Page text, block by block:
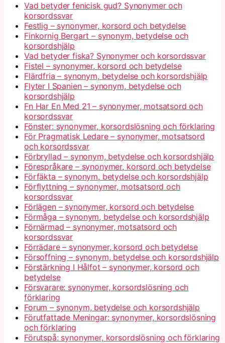
Vad betyder fenicisk gud? Synonymer och
korsordssvar
Festlig – synonymer, korsord och betydelse
Finkornig Bergart – synonym, betydelse och
korsordshjälp
Vad betyder fiska? Synonymer och korsordssvar
Fistel – synonymer, korsord och betydelse
Flärdfria – synonym, betydelse och korsordshjälp
Flyter I Spanien – synonym, betydelse och
korsordshjälp
Fn Har En Med 21 – synonymer, motsatsord och
korsordssvar
Fönster: synonymer, korsordslösning och förklaring
För Pragmatisk Ledare – synonymer, motsatsord
och korsordssvar
Förbryllad – synonym, betydelse och korsordshjälp
Förespråkare – synonymer, korsord och betydelse
Förfäkta – synonym, betydelse och korsordshjälp
Förflyttning – synonymer, motsatsord och
korsordssvar
Förlägen – synonymer, korsord och betydelse
Förmåga – synonym, betydelse och korsordshjälp
Förnärmad – synonymer, motsatsord och
korsordssvar
Förrädare – synonymer, korsord och betydelse
Försoffning – synonym, betydelse och korsordshjälp
Förstärkning I Hålfot – synonymer, korsord och
betydelse
Försvarare: synonymer, korsordslösning och
förklaring
Forum – synonym, betydelse och korsordshjälp
Förutfattade Meningar: synonymer, korsordslösning
och förklaring
Förutspå: synonymer, korsordslösning och förklaring